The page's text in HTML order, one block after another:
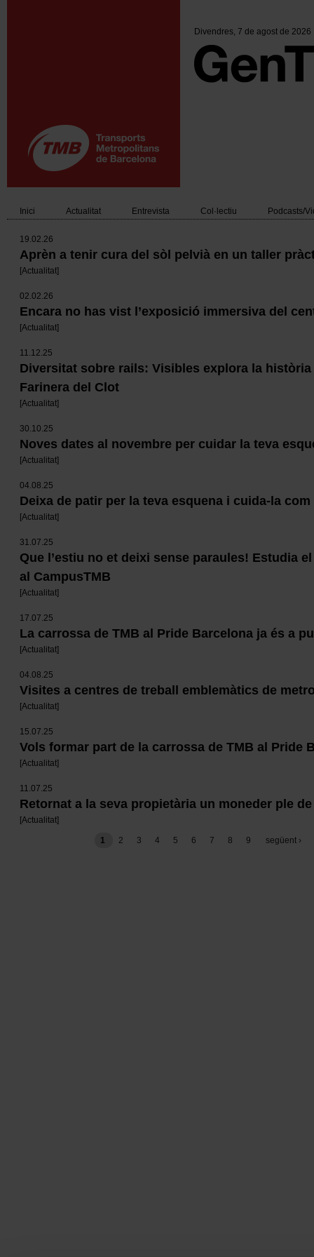
Divendres, 7 de agost de 2026
Main
navigation
Inici Actualitat Entrevista Col·lectiu Podcasts/
19.02.26
Aprèn a tenir cura del sòl pelvià en un taller
[Actualitat]
02.02.26
Encara no has vist l’exposició immersiva del
[Actualitat]
11.12.25
Diversitat sobre rails: Visibles explora la història
Farinera del Clot
[Actualitat]
30.10.25
Noves dates al novembre per cuidar la teva
[Actualitat]
04.08.25
Deixa de patir per la teva esquena i cuida-la
[Actualitat]
31.07.25
Que l’estiu no et deixi sense paraules! Estudia
al CampusTMB
[Actualitat]
17.07.25
La carrossa de TMB al Pride Barcelona ja és a
[Actualitat]
04.08.25
Visites a centres de treball emblemàtics de
[Actualitat]
15.07.25
Vols formar part de la carrossa de TMB al Pride
[Actualitat]
11.07.25
Retornat a la seva propietària un moneder ple
[Actualitat]
1 pàgina
2 pàgina
3 pàgina
4 pàgina
5 pàgina
6 pàgina
7 pàgina
8 pàgina
9
pàgina
següent ›